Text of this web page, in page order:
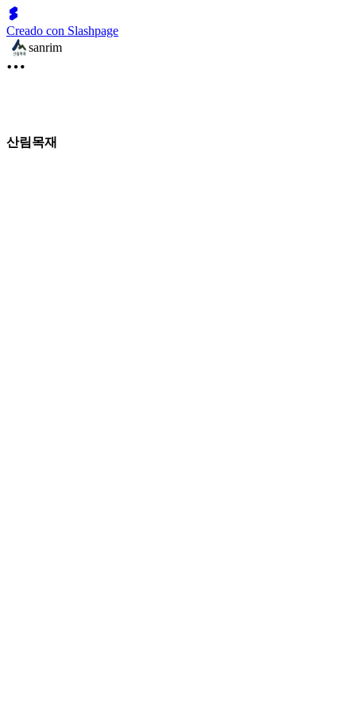
Creado con Slashpage
sanrim
산림목재